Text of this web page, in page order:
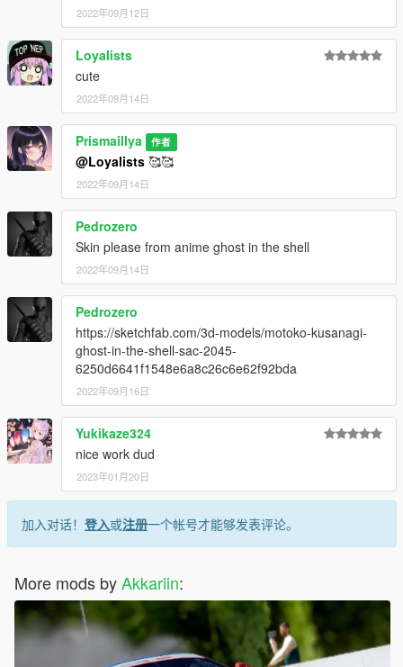
2022年09月12日
Loyalists
cute
2022年09月14日
Prismaillya 作者
@Loyalists 🥰🥰
2022年09月14日
Pedrozero
Skin please from anime ghost in the shell
2022年09月14日
Pedrozero
https://sketchfab.com/3d-models/motoko-kusanagi-
ghost-in-the-shell-sac-2045-
6250d6641f1548e6a8c26c6e62f92bda
2022年09月16日
Yukikaze324
nice work dud
2023年01月20日
加入对话！ 登入或注册一个帐号才能够发表评论。
More mods byAkkariin: